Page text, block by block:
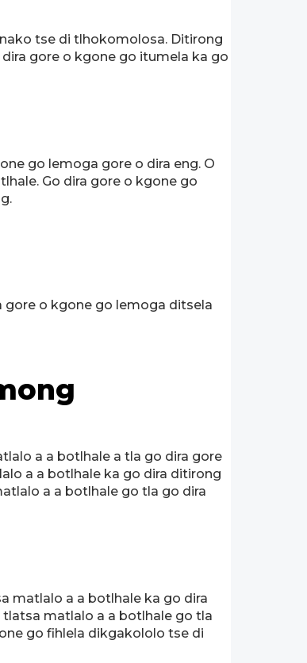
tse di tlhokomolosa. Ditirong
gore o kgone go itumela ka go
go lemoga gore o dira eng. O
Go dira gore o kgone go
o kgone go lemoga ditsela
a a botlhale a tla go dira gore
a a botlhale ka go dira ditirong
a a botlhale go tla go dira
matlalo a a botlhale ka go dira
matlalo a a botlhale go tla
go fihlela dikgakololo tse di